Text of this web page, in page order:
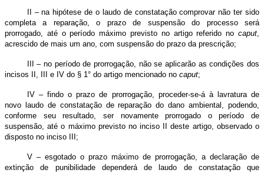
II – na hipótese de o laudo de constatação comprovar não ter sido
completa a reparação, o prazo de suspensão do processo será
prorrogado, até o período máximo previsto no artigo referido no caput,
acrescido de mais um ano, com suspensão do prazo da prescrição;
III – no período de prorrogação, não se aplicarão as condições dos
incisos II, III e IV do § 1° do artigo mencionado no caput;
IV – findo o prazo de prorrogação, proceder-se-á à lavratura de
novo laudo de constatação de reparação do dano ambiental, podendo,
conforme seu resultado, ser novamente prorrogado o período de
suspensão, até o máximo previsto no inciso II deste artigo, observado o
disposto no inciso III;
V – esgotado o prazo máximo de prorrogação, a declaração de
extinção de punibilidade dependerá de laudo de constatação que